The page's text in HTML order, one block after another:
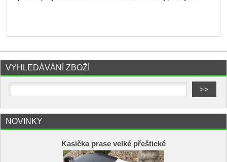
VYHLEDÁVÁNÍ ZBOŽÍ
NOVINKY
Kasička prase velké přeštické